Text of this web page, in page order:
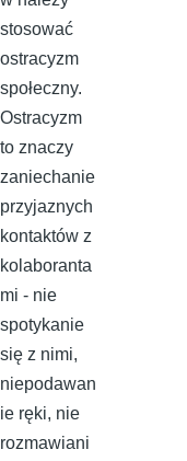
stosować
ostracyzm
społeczny.
Ostracyzm
to znaczy
zaniechanie
przyjaznych
kontaktów z
kolaboranta
mi - nie
spotykanie
się z nimi,
niepodawan
ie ręki, nie
rozmawiani